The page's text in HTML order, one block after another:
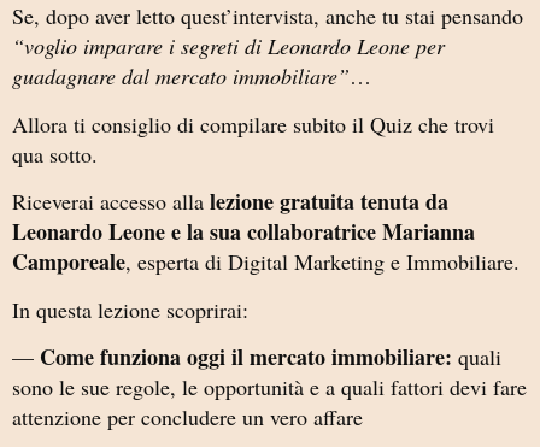
Se, dopo aver letto quest’intervista, anche tu stai pensando
“voglio imparare i segreti di Leonardo Leone per
guadagnare dal mercato immobiliare”…
Allora ti consiglio di compilare subito il Quiz che trovi
qua sotto.
Riceverai accesso alla lezione gratuita tenuta da
Leonardo Leone e la sua collaboratrice Marianna
Camporeale, esperta di Digital Marketing e Immobiliare.
In questa lezione scoprirai:
— Come funziona oggi il mercato immobiliare: quali
sono le sue regole, le opportunità e a quali fattori devi fare
attenzione per concludere un vero affare